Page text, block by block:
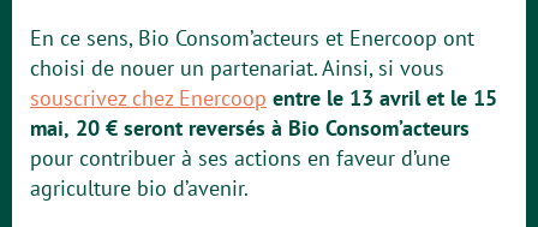
En ce sens, Bio Consom’acteurs et Enercoop ont
choisi de nouer un partenariat. Ainsi, si vous
souscrivez chez Enercoop entre le 13 avril et le 15
mai, 20 € seront reversés à Bio Consom’acteurs
pour contribuer à ses actions en faveur d’une
agriculture bio d’avenir.